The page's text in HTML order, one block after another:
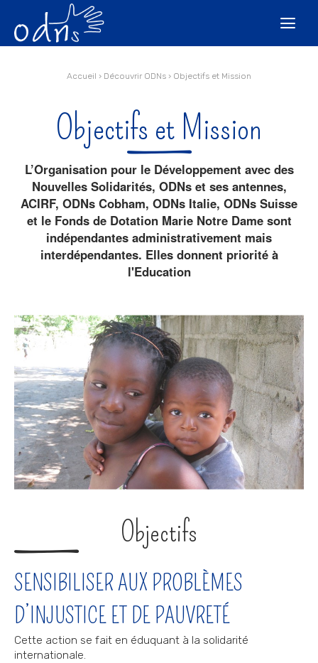

Accueil › Découvrir ODNs › Objectifs et Mission
Objectifs et Mission
L’Organisation pour le Développement avec des
Nouvelles Solidarités, ODNs et ses antennes,
ACIRF, ODNs Cobham, ODNs Italie, ODNs Suisse
et le Fonds de Dotation Marie Notre Dame sont
indépendantes administrativement mais
interdépendantes. Elles donnent priorité à
l'Education
Objectifs
SENSIBILISER AUX PROBLÈMES
D’INJUSTICE ET DE PAUVRETÉ
Cette action se fait en éduquant à la solidarité
internationale.